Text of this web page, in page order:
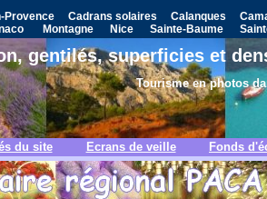
Provence Cadrans solaires Calanques
Montagne Nice Sainte-Baume
gentilés, superficies et
Tourisme en photos
du site Ecrans de veille Fonds